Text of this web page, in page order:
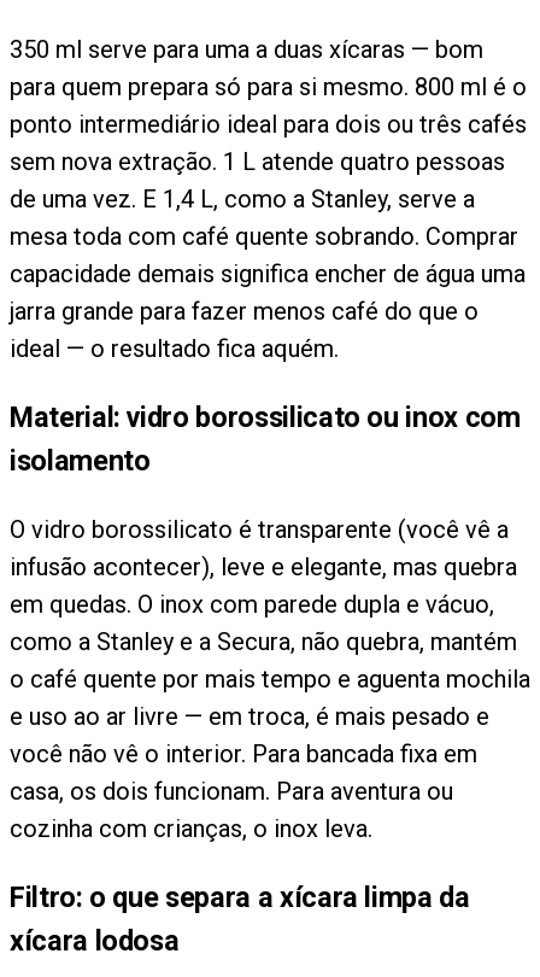
350 ml serve para uma a duas xícaras — bom
para quem prepara só para si mesmo. 800 ml é o
ponto intermediário ideal para dois ou três cafés
sem nova extração. 1 L atende quatro pessoas
de uma vez. E 1,4 L, como a Stanley, serve a
mesa toda com café quente sobrando. Comprar
capacidade demais significa encher de água uma
jarra grande para fazer menos café do que o
ideal — o resultado fica aquém.
Material: vidro borossilicato ou inox com
isolamento
O vidro borossilicato é transparente (você vê a
infusão acontecer), leve e elegante, mas quebra
em quedas. O inox com parede dupla e vácuo,
como a Stanley e a Secura, não quebra, mantém
o café quente por mais tempo e aguenta mochila
e uso ao ar livre — em troca, é mais pesado e
você não vê o interior. Para bancada fixa em
casa, os dois funcionam. Para aventura ou
cozinha com crianças, o inox leva.
Filtro: o que separa a xícara limpa da
xícara lodosa